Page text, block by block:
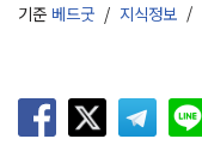
기준 베드굿 지식정보